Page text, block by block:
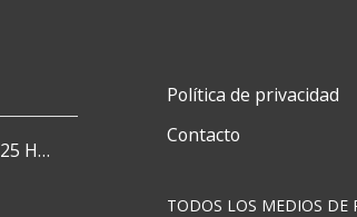
ESPIRAL PLASTICO 7 MM P/25 HJS X50x3000
Política de privacidad
Contacto
TODOS LOS MEDIOS DE